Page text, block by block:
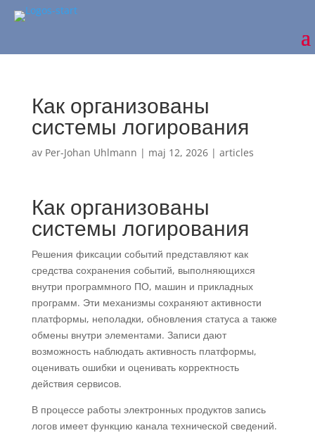
Как организованы
системы логирования
av Per-Johan Uhlmann | maj 12, 2026| articles
Как организованы
системы логирования
Решения фиксации событий представляют как
средства сохранения событий, выполняющихся
внутри программного ПО, машин и прикладных
программ. Эти механизмы сохраняют активности
платформы, неполадки, обновления статуса а также
обмены внутри элементами. Записи дают
возможность наблюдать активность платформы,
оценивать ошибки и оценивать корректность
действия сервисов.
В процессе работы электронных продуктов запись
логов имеет функцию канала технической сведений.